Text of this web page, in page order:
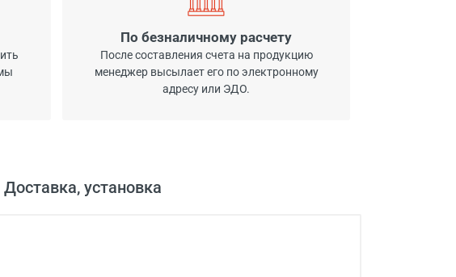
По безналичному расчету
После составления счета на продукцию
менеджер высылает его по электронному
адресу или ЭДО.
Доставка, установка